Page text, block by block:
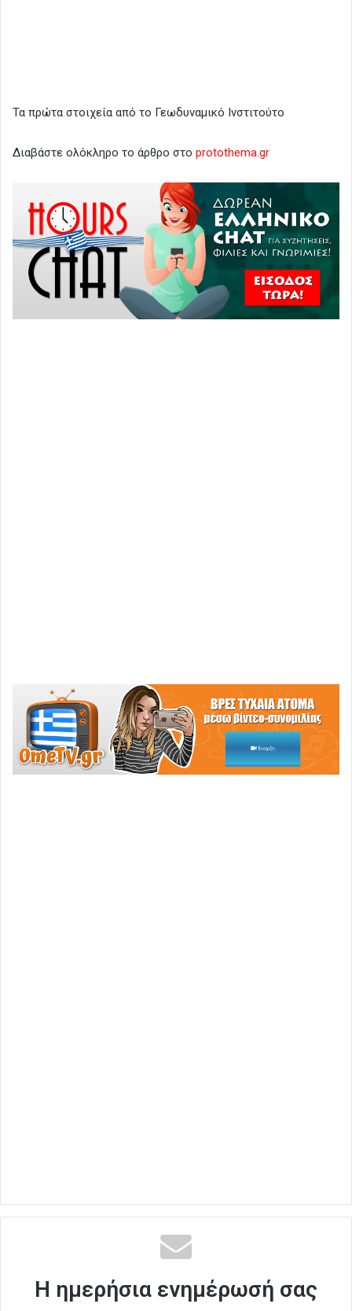
Τα πρώτα στοιχεία από το Γεωδυναμικό Ινστιτούτο
Διαβάστε ολόκληρο το άρθρο στο protothema.gr
Η ημερήσια ενημέρωσή σας